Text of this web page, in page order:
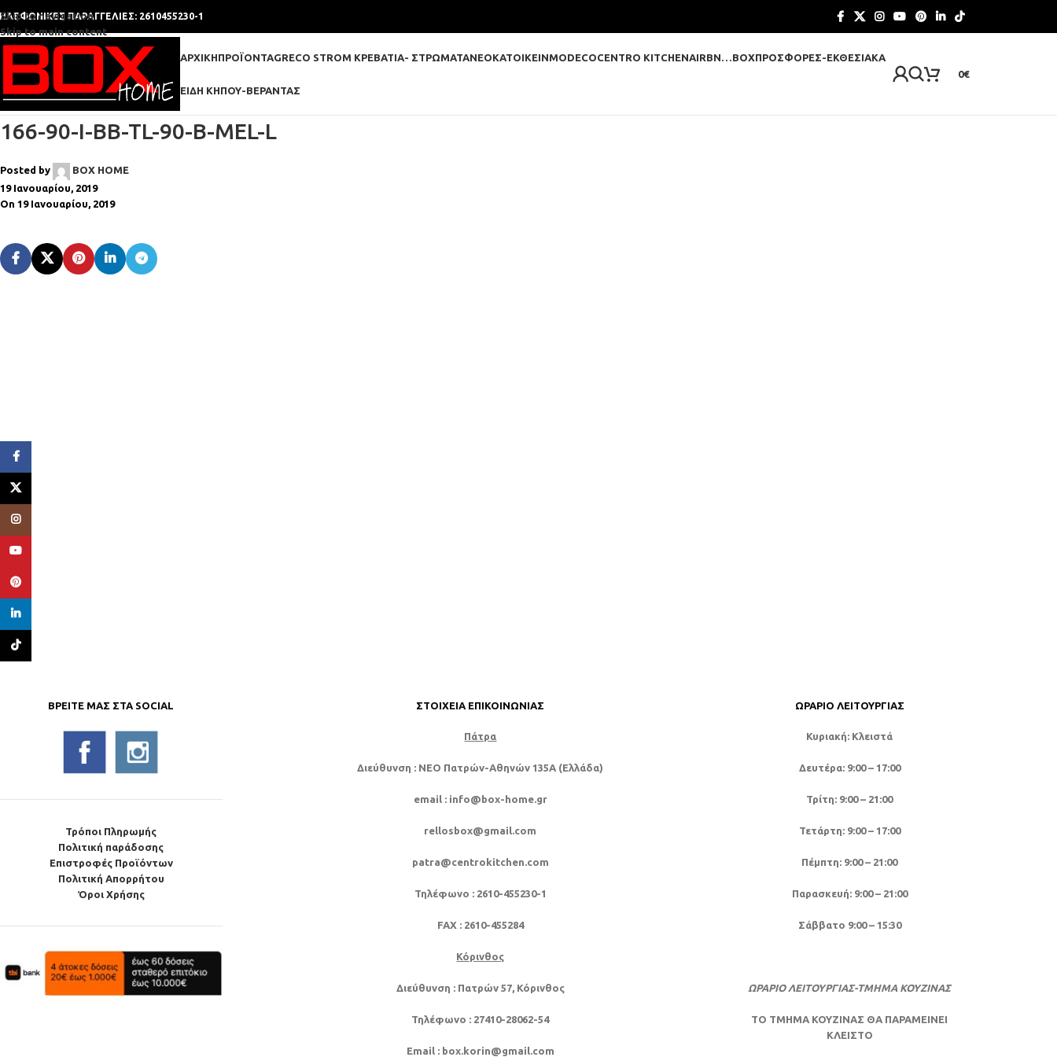
Skip to navigation
Skip to main content
ΠΑΡΑΓΓΕΛΙΕΣ: 2610455230-1
ΑΡΧΙΚΉΠΡΟΪΌΝΤΑGRECO STROM ΚΡΕΒΑΤΙΑ- ΣΤΡΩΜΑΤΑΝΕΟΚΑΤΟΙΚΕΙΝMODECOCENTRO KITCHENAIRBN…BOXΠΡΟΣΦΟΡΈΣ-ΕΚΘΕΣΙΑΚΆ
ΕΊΔΗ ΚΉΠΟΥ-ΒΕΡΆΝΤΑΣ
0€
166-90-I-BB-TL-90-B-MEL-L
Posted by
BOX HOME
19 Ιανουαρίου, 2019
On 19 Ιανουαρίου, 2019
ΒΡΕΊΤΕ ΜΑΣ ΣΤΑ SOCIAL
Τρόποι Πληρωμής
Πολιτική παράδοσης
Επιστροφές Προϊόντων
Πολιτική Απορρήτου
Όροι Χρήσης
ΣΤΟΙΧΕΊΑ ΕΠΙΚΟΙΝΩΝΊΑΣ
Πάτρα
Διεύθυνση : NEO Πατρών-Αθηνών 135Α (Ελλάδα)
email : info@box-home.gr
rellosbox@gmail.com
patra@centrokitchen.com
Τηλέφωνο : 2610-455230-1
FAX: 2610-455284
Κόρινθος
Διεύθυνση : Πατρών 57, Κόρινθος
Τηλέφωνο : 27410-28062-54
Email : box.korin@gmail.com
ΩΡΆΡΙΟ ΛΕΙΤΟΥΡΓΊΑΣ
Κυριακή: Κλειστά
Δευτέρα: 9:00 – 17:00
Τρίτη: 9:00 – 21:00
Τετάρτη: 9:00 – 17:00
Πέμπτη: 9:00 – 21:00
Παρασκευή: 9:00 – 21:00
Σάββατο 9:00 – 15:30
ΩΡΑΡΙΟ ΛΕΙΤΟΥΡΓΙΑΣ-ΤΜΗΜΑ ΚΟΥΖΙΝΑΣ
ΤΟ ΤΜΗΜΑ ΚΟΥΖΙΝΑΣ ΘΑ ΠΑΡΑΜΕΙΝΕΙ
ΚΛΕΙΣΤΟ